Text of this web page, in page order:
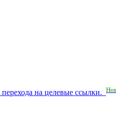
на целевые ссылки.